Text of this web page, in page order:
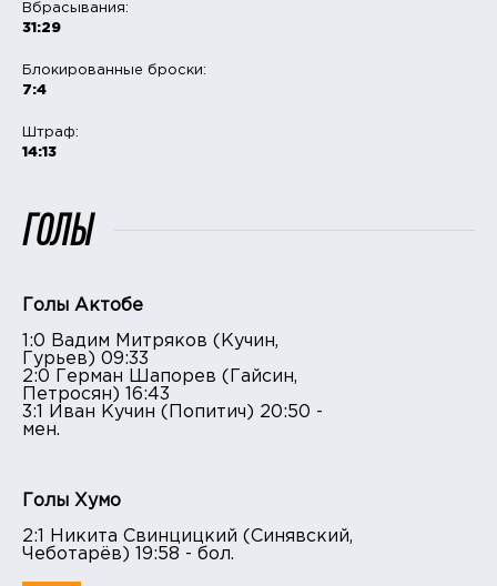
Вбрасывания:
31:29
Блокированные броски:
7:4
Штраф:
14:13
ГОЛЫ
Голы Актобе
1:0 Вадим Митряков (Кучин,
Гурьев) 09:33
2:0 Герман Шапорев (Гайсин,
Петросян) 16:43
3:1 Иван Кучин (Попитич) 20:50 -
мен.
Голы Хумо
2:1 Никита Свинцицкий (Синявский,
Чеботарёв) 19:58 - бол.